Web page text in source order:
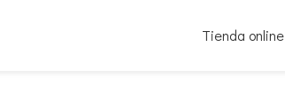
Tienda online